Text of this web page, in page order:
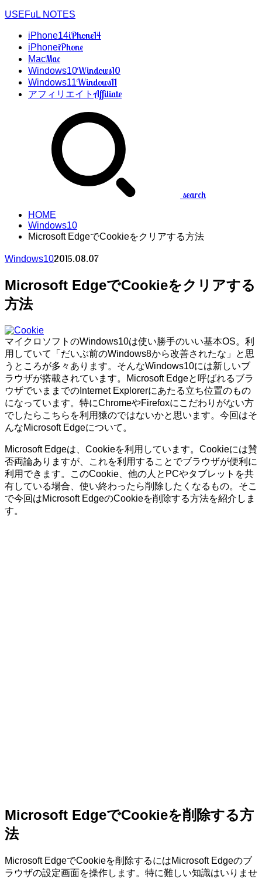
USEFuL NOTES
iPhone14iPhone14
iPhoneiPhone
MacMac
Windows10Windows10
Windows11Windows11
アフィリエイトAffiliate
search
HOME
Windows10
Microsoft EdgeでCookieをクリアする方法
Windows102015.08.07
Microsoft EdgeでCookieをクリアする
方法
マイクロソフトのWindows10は使い勝手のいい基本OS。利
用していて「だいぶ前のWindows8から改善されたな」と思
うところが多々あります。そんなWindows10には新しいブ
ラウザが搭載されています。Microsoft Edgeと呼ばれるブラ
ウザでいままでのInternet Explorerにあたる立ち位置のもの
になっています。特にChromeやFirefoxにこだわりがない方
でしたらこちらを利用猿のではないかと思います。今回はそ
んなMicrosoft Edgeについて。
Microsoft Edgeは、Cookieを利用しています。Cookieには賛
否両論ありますが、これを利用することでブラウザが便利に
利用できます。このCookie、他の人とPCやタブレットを共
有している場合、使い終わったら削除したくなるもの。そこ
で今回はMicrosoft EdgeのCookieを削除する方法を紹介しま
す。
Microsoft EdgeでCookieを削除する方
法
Microsoft EdgeでCookieを削除するにはMicrosoft Edgeのブ
ラウザの設定画面を操作します。特に難しい知識はいりませ